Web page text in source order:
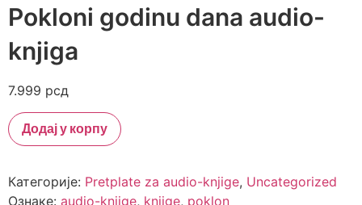
Pokloni godinu dana audio-
knjiga
7.999 рсд
Додај у корпу
Категорије: Pretplate za audio-knjige, Uncategorized
Ознаке: audio-knjige, knjige, poklon